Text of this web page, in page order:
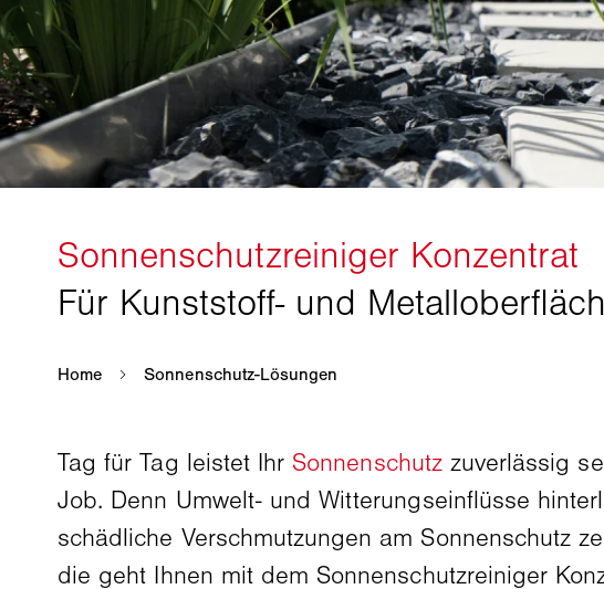
Tag für Tag leistet Ihr Sonnenschutzzuverlässig
Job. Denn Umwelt- und Witterungseinflüsse
schädliche Verschmutzungen am Sonnenschutz
die geht Ihnen mit dem Sonnenschutzreiniger